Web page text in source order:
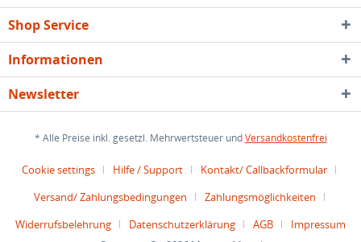
Shop Service
Informationen
Newsletter
* Alle Preise inkl. gesetzl. Mehrwertsteuer undVersandkostenfrei
Cookie settings Hilfe / Support
Kontakt/ Callbackformular
Versand/ Zahlungsbedingungen
Zahlungsmöglichkeiten
Widerrufsbelehrung
Datenschutzerklärung AGB
Impressum